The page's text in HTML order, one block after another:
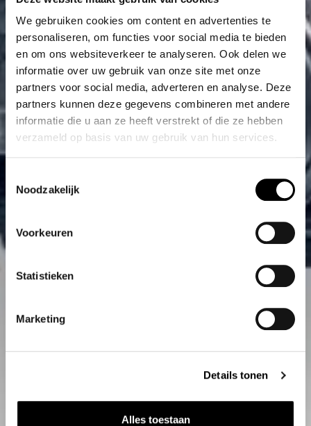
We gebruiken cookies om content en advertenties te
personaliseren, om functies voor social media te bieden
en om ons websiteverkeer te analyseren. Ook delen we
informatie over uw gebruik van onze site met onze
partners voor social media, adverteren en analyse. Deze
partners kunnen deze gegevens combineren met andere
informatie die u aan ze heeft verstrekt of die ze hebben
verzameld op basis van uw gebruik van hun services.
Noodzakelijk
Voorkeuren
Statistieken
Marketing
Details tonen
Alles toestaan